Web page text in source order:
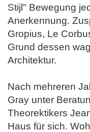
Stijl" Bewegung
Anerkennung.
Gropius, Le
Grund dessen
Architektur.
Nach mehreren
Gray unter
Theorektikers
Haus für sich.